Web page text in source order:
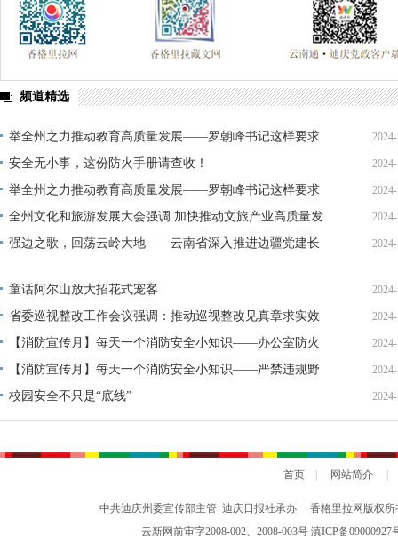
频道精选
举全州之力推动教育高质量发展——罗朝峰书记这样要求
（二）
安全无小事，这份防火手册请查收！
举全州之力推动教育高质量发展——罗朝峰书记这样要求
（一）
全州文化和旅游发展大会强调 加快推动文旅产业高质量发
展 擦亮世界的“香格里拉”金字招牌
强边之歌，回荡云岭大地——云南省深入推进边疆党建长
童话阿尔山放大招花式宠客
省委巡视整改工作会议强调：推动巡视整改见真章求实效
王宁出席并讲话
【消防宣传月】每天一个消防安全小知识——办公室防火
须知
【消防宣传月】每天一个消防安全小知识——严禁违规野
外用火
校园安全不只是“底线”